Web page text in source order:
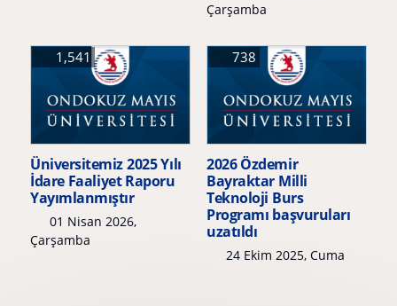
Çarşamba
Üniversitemiz 2025 Yılı
İdare Faaliyet Raporu
Yayımlanmıştır
01 Nisan 2026,
Çarşamba
1,541
2026 Özdemir
Bayraktar Milli
Teknoloji Burs
Programı başvuruları
uzatıldı
24 Ekim 2025, Cuma
738